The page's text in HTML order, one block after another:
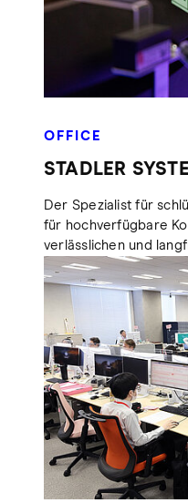
OFFICE
STADLER
Der Spezialist für
für hochverfügbare
verlässlichen und